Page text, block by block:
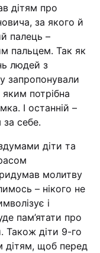
дітям про
за якого й
палець –
пальцем. Так як
людей з
запропонували
потрібна
І останній –
за себе.
діти та
молитву
– нікого не
і
пам’ятати про
Також діти 9-го
дітям, щоб перед